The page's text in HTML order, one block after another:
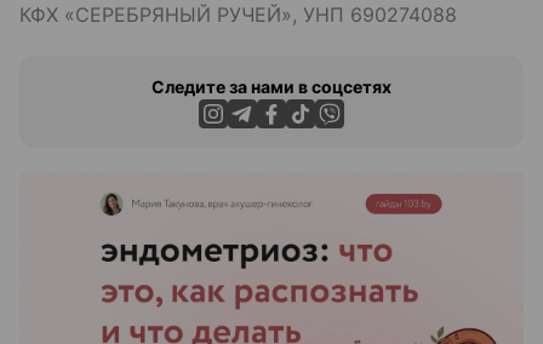
КФХ «СЕРЕБРЯНЫЙ РУЧЕЙ», УНП 690274088
Следите за нами в соцсетях